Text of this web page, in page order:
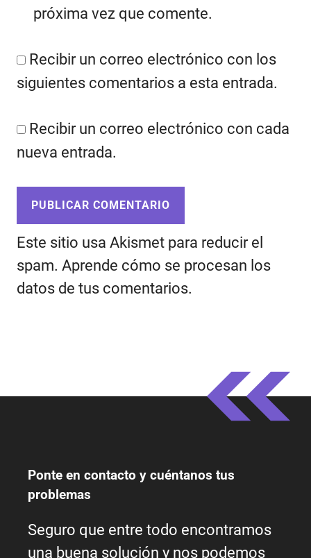
próxima vez que comente.
Recibir un correo electrónico con los
siguientes comentarios a esta entrada.
Recibir un correo electrónico con cada
nueva entrada.
Este sitio usa Akismet para reducir el
spam. Aprende cómo se procesan los
datos de tus comentarios.
Ponte en contacto y cuéntanos tus
problemas
Seguro que entre todo encontramos
una buena solución y nos podemos